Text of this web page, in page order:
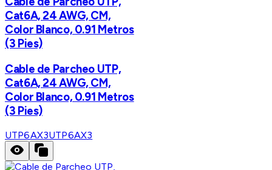
Cat6A, 24 AWG, CM,
Color Blanco, 0.91 Metros
(3 Pies)
Cable de Parcheo UTP,
Cat6A, 24 AWG, CM,
Color Blanco, 0.91 Metros
(3 Pies)
UTP6AX3UTP6AX3